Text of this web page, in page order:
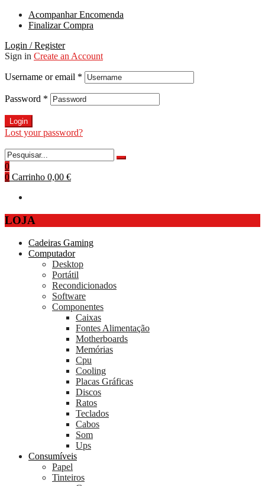
Acompanhar Encomenda
Finalizar Compra
Login / Register
Sign in Create an Account
Username or email *
Password *
Login
Lost your password?
0
0 Carrinho 0,00 €
LOJA
Cadeiras Gaming
Computador
Desktop
Portátil
Recondicionados
Software
Componentes
Caixas
Fontes Alimentação
Motherboards
Memórias
Cpu
Cooling
Placas Gráficas
Discos
Ratos
Teclados
Cabos
Som
Ups
Consumíveis
Papel
Tinteiros